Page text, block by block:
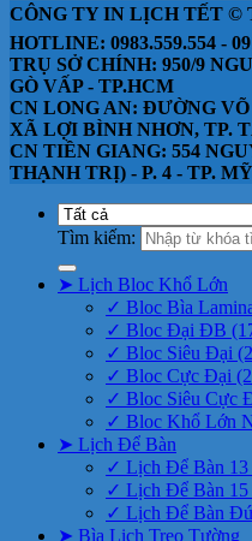
CÔNG TY IN LỊCH TẾT
HOTLINE: 0983.559.554 -
TRỤ SỞ CHÍNH: 950/9
GÒ VẤP - TP.HCM
CN LONG AN: ĐƯỜNG
XÃ LỢI BÌNH NHƠN, TP.
CN TIỀN GIANG: 554
THẠNH TRỊ) - P. 4 - TP.
Tìm kiếm:
➤ Lịch Bloc Khổ Lớn
✓ Bloc Bìa
✓ Bloc Đại ĐB
✓ Bloc Siêu Đại
✓ Bloc Cực Đại
✓ Bloc Siêu Cực
✓ Bloc Khổ Lớn
➤ Lịch Để Bàn
✓ Lịch Để Bàn 13
✓ Lịch Để Bàn 15
✓ Lịch Để Bàn
➤ Bìa Lịch Treo Tường